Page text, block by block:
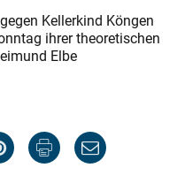
Kellerkind Köngen
ihrer theoretischen
Elbe